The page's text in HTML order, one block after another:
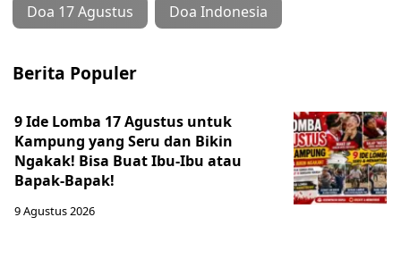
Doa 17 Agustus Doa Indonesia
Berita Populer
9 Ide Lomba 17 Agustus untuk
Kampung yang Seru dan Bikin
Ngakak! Bisa Buat Ibu-Ibu atau
Bapak-Bapak!
9 Agustus 2026